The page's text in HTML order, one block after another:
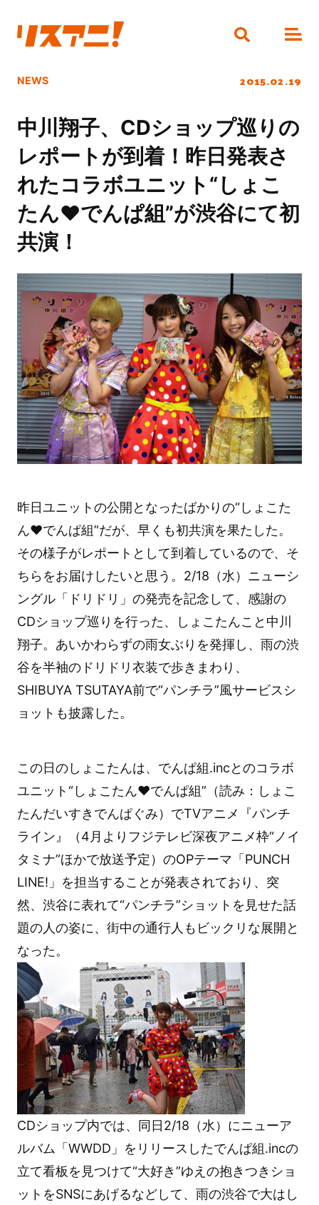
NEWS 2015.02.19
中川翔子、CDショップ巡りの
レポートが到着！昨日発表さ
れたコラボユニット“しょこ
たん❤でんぱ組”が渋谷にて初
共演！
昨日ユニットの公開となったばかりの“しょこた
ん❤でんぱ組”だが、早くも初共演を果たした。
その様子がレポートとして到着しているので、そ
ちらをお届けしたいと思う。 2/18（水）ニューシ
ングル「ドリドリ」の発売を記念して、感謝の
CDショップ巡りを行った、しょこたんこと中川
翔子。あいかわらずの雨女ぶりを発揮し、雨の渋
谷を半袖のドリドリ衣装で歩きまわり、
SHIBUYA TSUTAYA前で“パンチラ”風サービスシ
ョットも披露した。
この日のしょこたんは、でんぱ組.incとのコラボ
ユニット“しょこたん❤でんぱ組”（読み：しょこ
たんだいすきでんぱぐみ）でTVアニメ『パンチ
ライン』（4月よりフジテレビ深夜アニメ枠“ノイ
タミナ”ほかで放送予定）のOPテーマ「PUNCH
LINE!」を担当することが発表されており、突
然、渋谷に表れて“パンチラ”ショットを見せた話
題の人の姿に、街中の通行人もビックリな展開と
なった。
CDショップ内では、同日2/18（水）にニューア
ルバム「WWDD」をリリースしたでんぱ組.incの
立て看板を見つけて“大好き”ゆえの抱きつきショ
ットをSNSにあげるなどして、雨の渋谷で大はし